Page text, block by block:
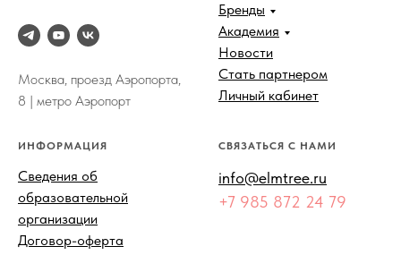
Москва, проезд Аэропорта,
8 | метро Аэропорт
Бренды
Академия
Новости
Стать партнером
Личный кабинет
ИНФОРМАЦИЯ
Сведения об
образовательной
организации
Договор-оферта
СВЯЗАТЬСЯ С НАМИ
info@elmtree.ru
+7 985 872 24 79